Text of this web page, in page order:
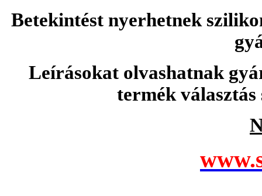
Betekintést nyerhetnek
Leírásokat olvashatnak
termék